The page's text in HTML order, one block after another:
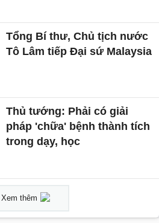
Tổng Bí thư, Chủ tịch nước
Tô Lâm tiếp Đại sứ Malaysia
Thủ tướng: Phải có giải
pháp 'chữa' bệnh thành tích
trong dạy, học
Xem thêm